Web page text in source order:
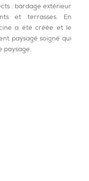
: bardage extérieur
et terrasses. En
a été créée et le
paysagé soigné qui
paysage.